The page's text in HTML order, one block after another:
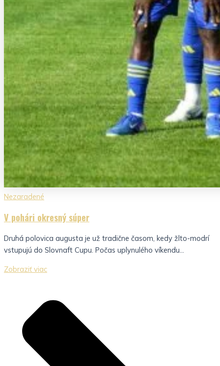
Nezaradené
V pohári okresný súper
Druhá polovica augusta je už tradične časom, kedy žlto-modrí
vstupujú do Slovnaft Cupu. Počas uplynulého víkendu...
Zobraziť viac